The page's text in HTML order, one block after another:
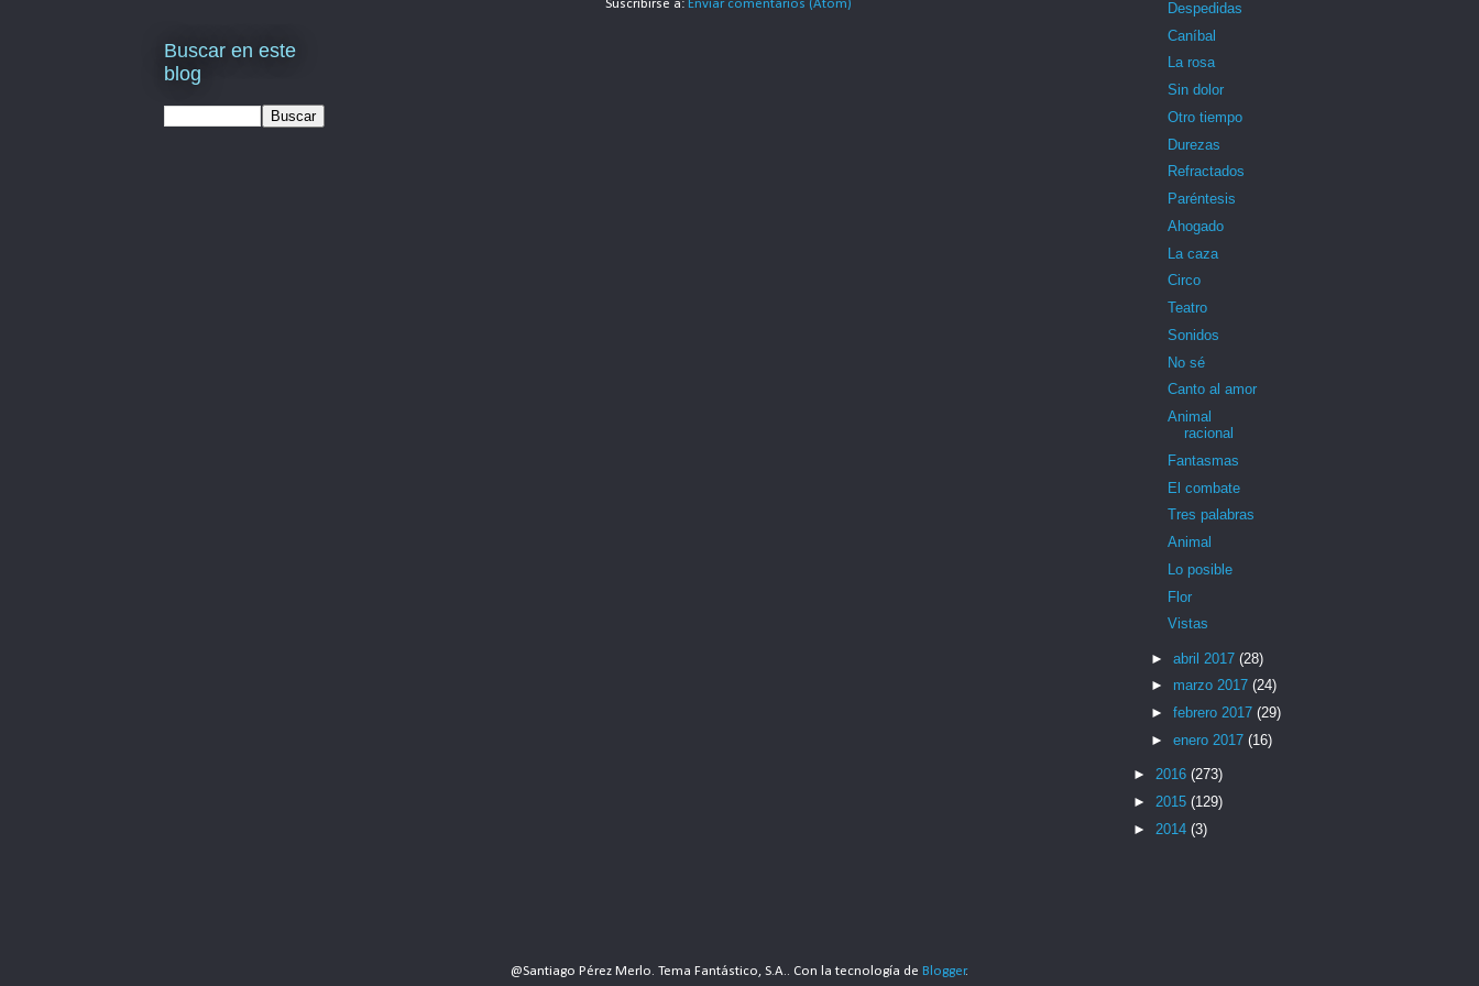
Suscribirse a: Enviar comentarios (Atom)
Buscar en este
blog
Despedidas
Caníbal
La rosa
Sin dolor
Otro tiempo
Durezas
Refractados
Paréntesis
Ahogado
La caza
Circo
Teatro
Sonidos
No sé
Canto al amor
Animal
racional
Fantasmas
El combate
Tres palabras
Animal
Lo posible
Flor
Vistas
► abril 2017 (28)
► marzo 2017 (24)
► febrero 2017 (29)
► enero 2017 (16)
► 2016 (273)
► 2015 (129)
► 2014 (3)
@Santiago Pérez Merlo. Tema Fantástico, S.A.. Con la tecnología de Blogger.